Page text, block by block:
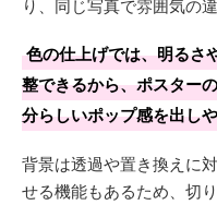
り、同じ写真で雰囲気の
色の仕上げでは、明るさ
整できるから、ポスター
分らしいポップ感を出し
背景は透過や置き換えに
せる機能もあるため、切